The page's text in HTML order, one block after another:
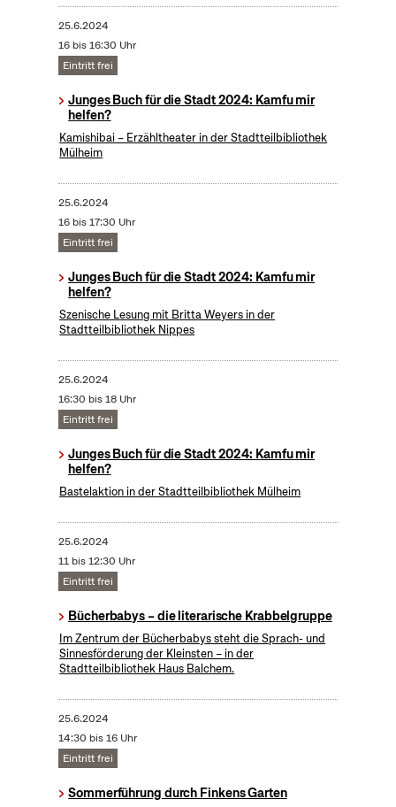
25.6.2024
16 bis 16:30 Uhr
Eintritt frei
Junges Buch für die Stadt 2024: Kamfu mir
helfen?
Kamishibai – Erzähltheater in der Stadtteilbibliothek
Mülheim
25.6.2024
16 bis 17:30 Uhr
Eintritt frei
Junges Buch für die Stadt 2024: Kamfu mir
helfen?
Szenische Lesung mit Britta Weyers in der
Stadtteilbibliothek Nippes
25.6.2024
16:30 bis 18 Uhr
Eintritt frei
Junges Buch für die Stadt 2024: Kamfu mir
helfen?
Bastelaktion in der Stadtteilbibliothek Mülheim
25.6.2024
11 bis 12:30 Uhr
Eintritt frei
Bücherbabys – die literarische Krabbelgruppe
Im Zentrum der Bücherbabys steht die Sprach- und
Sinnesförderung der Kleinsten – in der
Stadtteilbibliothek Haus Balchem.
25.6.2024
14:30 bis 16 Uhr
Eintritt frei
Sommerführung durch Finkens Garten